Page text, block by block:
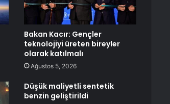
Bakan Kacır: Gençler
teknolojiyi üreten bireyler
olarak katılmalı
Ağustos 5, 2026
Düşük maliyetli sentetik
benzin geliştirildi